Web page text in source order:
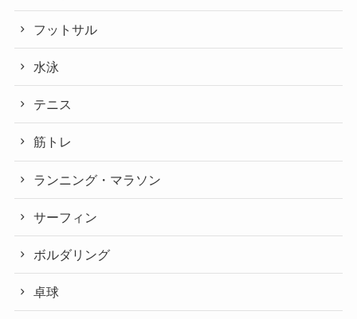
フットサル
水泳
テニス
筋トレ
ランニング・マラソン
サーフィン
ボルダリング
卓球